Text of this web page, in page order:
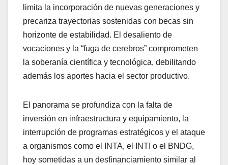
limita la incorporación de nuevas generaciones y
precariza trayectorias sostenidas con becas sin
horizonte de estabilidad. El desaliento de
vocaciones y la “fuga de cerebros” comprometen
la soberanía científica y tecnológica, debilitando
además los aportes hacia el sector productivo.
El panorama se profundiza con la falta de
inversión en infraestructura y equipamiento, la
interrupción de programas estratégicos y el ataque
a organismos como el INTA, el INTI o el BNDG,
hoy sometidas a un desfinanciamiento similar al